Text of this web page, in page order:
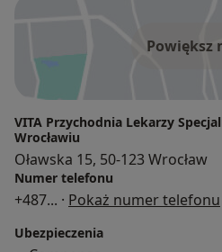
Powiększ
VITA Przychodnia Lekarzy
Wrocławiu
Oławska 15, 50-123 Wrocław
Numer telefonu
+487... · Pokaż numer telefonu
Ubezpieczenia